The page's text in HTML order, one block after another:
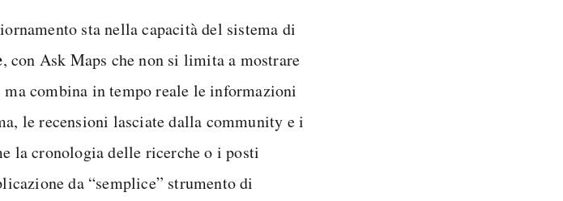
sta nella capacità del sistema di
, con Ask Maps che non si limita a mostrare
combina in tempo reale le informazioni
le recensioni lasciate dalla community e i
la cronologia delle ricerche o i posti
da “semplice” strumento di